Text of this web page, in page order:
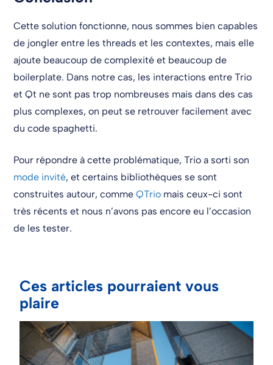
Cette solution fonctionne, nous sommes bien capables
de jongler entre les threads et les contextes, mais elle
ajoute beaucoup de complexité et beaucoup de
boilerplate. Dans notre cas, les interactions entre Trio
et Qt ne sont pas trop nombreuses mais dans des cas
plus complexes, on peut se retrouver facilement avec
du code spaghetti.
Pour répondre à cette problématique, Trio a sorti son
mode invité, et certains bibliothèques se sont
construites autour, commeQTrio mais ceux-ci sont
très récents et nous n’avons pas encore eu l’occasion
de les tester.
Ces articles pourraient vous
plaire